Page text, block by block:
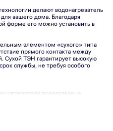
делают водонагреватель
вашего дома. Благодаря
форме его можно установить в
элементом «сухого» типа
прямого контакта между
Сухой ТЭН гарантирует высокую
службы, не требуя особого
представлена
сети и нагрева. Удобное